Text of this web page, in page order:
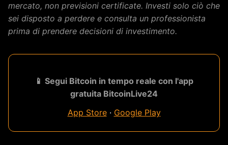
mercato, non previsioni certificate. Investi solo ciò che
sei disposto a perdere e consulta un professionista
prima di prendere decisioni di investimento.
📱 Segui Bitcoin in tempo reale con l'app
gratuita BitcoinLive24
App Store· Google Play